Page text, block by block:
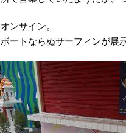
ンサイン。
ートならぬサーフィンが展